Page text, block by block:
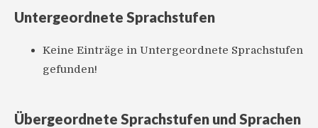
Untergeordnete Sprachstufen
Keine Einträge in Untergeordnete Sprachstufen
gefunden!
Übergeordnete Sprachstufen und Sprachen